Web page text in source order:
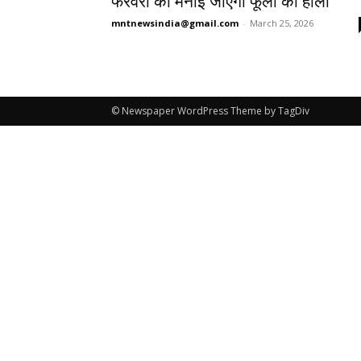
mntnewsindia@gmail.com - March 25, 2026
© Newspaper WordPress Theme by TagDiv